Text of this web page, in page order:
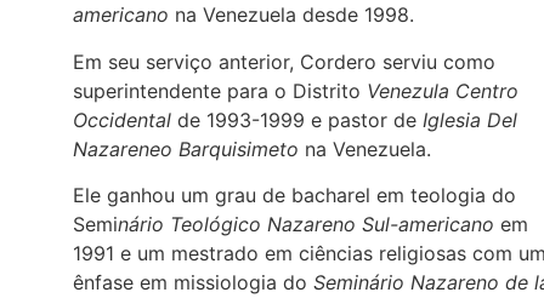
americano na Venezuela desde 1998.
Em seu serviço anterior, Cordero serviu como
superintendente para o Distrito Venezula Centro
Occidental de 1993-1999 e pastor de Iglesia Del
Nazareneo Barquisimeto na Venezuela.
Ele ganhou um grau de bacharel em teologia do
Seminário Teológico Nazareno Sul-americano em
1991 e um mestrado em ciências religiosas com
ênfase em missiologia do Seminário Nazareno de